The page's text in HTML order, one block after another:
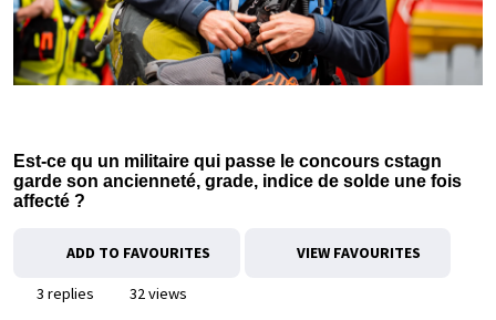
Est-ce qu un militaire qui passe le concours cstagn
garde son ancienneté, grade, indice de solde une fois
affecté ?
ADD TO FAVOURITES VIEW FAVOURITES
3 replies
32 views